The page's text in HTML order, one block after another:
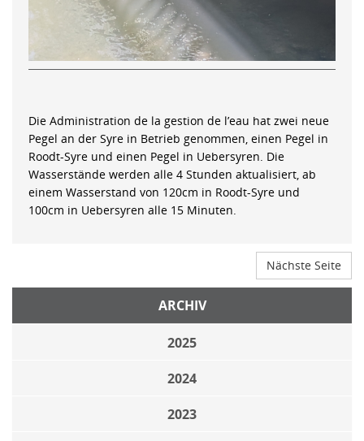
Die Administration de la gestion de l’eau hat zwei neue
Pegel an der Syre in Betrieb genommen, einen Pegel in
Roodt-Syre und einen Pegel in Uebersyren. Die
Wasserstände werden alle 4 Stunden aktualisiert, ab
einem Wasserstand von 120cm in Roodt-Syre und
100cm in Uebersyren alle 15 Minuten.
Nächste Seite
ARCHIV
2025
2024
2023